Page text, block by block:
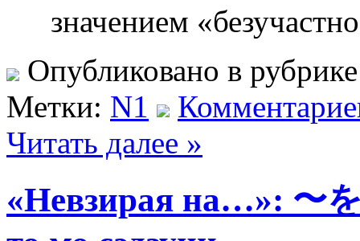
значением
Опубликовано в
Метки: N1
Читать далее »
«Невзирая на…»: 〜